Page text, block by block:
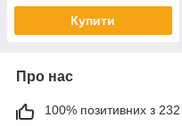
Купити
Про нас
100% позитивних з 232